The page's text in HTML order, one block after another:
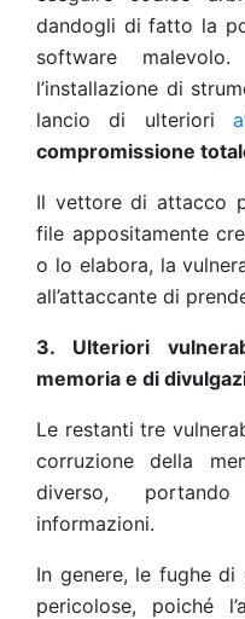
dandogli di fatto la
software
l’installazione di
lancio di ulteriori
compromissione
Il vettore di attacco
file appositamente
o lo elabora, la
all’attaccante di
3. Ulteriori
memoria e di
Le restanti tre
corruzione della
diverso,
informazioni.
In genere, le fughe
pericolose, poiché